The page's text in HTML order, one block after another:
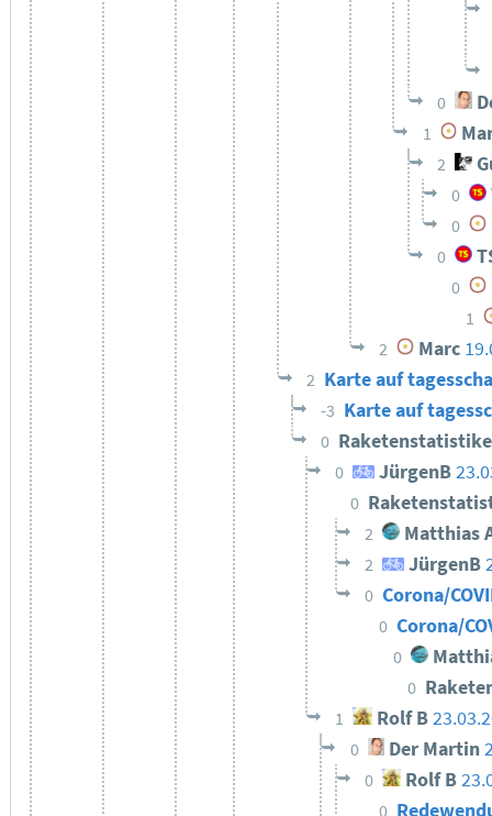
0
1
2
0
0
0
0
1
2
Marc
2 Karte auf
-3 Karte auf
0
0 JürgenB
0
2 Matthias
2 JürgenB
0 Corona/
0 Corona/
0
0
1 Rolf B
0 Der Martin
0 Rolf B
0